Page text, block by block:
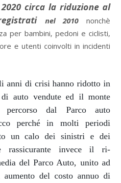
circa la riduzione al
nel 2010nonchè
per bambini, pedoni e ciclisti,
e utenti coinvolti in incidenti
anni di crisi hanno ridotto in
auto vendute ed il monte
percorso dal Parco auto
perché in molti periodi
un calo dei sinistri e dei
rassicurante invece il ri-
del Parco Auto, unito ad
del costo annuo di